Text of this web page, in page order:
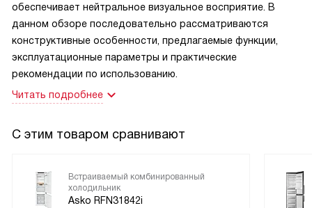
обеспечивает нейтральное визуальное восприятие. В
данном обзоре последовательно рассматриваются
конструктивные особенности, предлагаемые функции,
эксплуатационные параметры и практические
рекомендации по использованию.
Читать подробнее
С этим товаром сравнивают
Встраиваемый комбинированный
холодильник
Asko RFN31842i